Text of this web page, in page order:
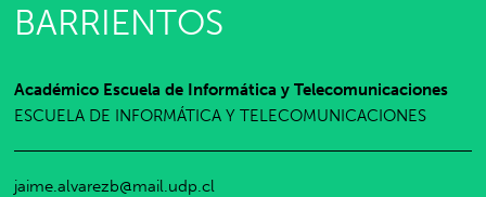
BARRIENTOS
Académico Escuela de Informática y Telecomunicaciones
ESCUELA DE INFORMÁTICA Y TELECOMUNICACIONES
jaime.alvarezb@mail.udp.cl